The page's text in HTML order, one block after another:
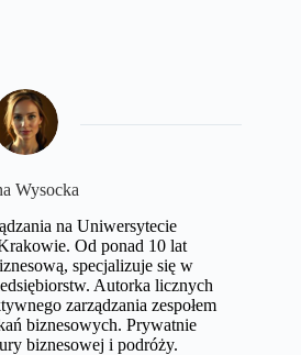
Wysocka
na Uniwersytecie
Od ponad 10 lat
specjalizuje się w
Autorka licznych
zarządzania zespołem
biznesowych. Prywatnie
biznesowej i podróży.